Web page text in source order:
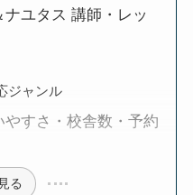
ユタス 講師・レッ
ジャンル
すさ・校舎数・予約
る